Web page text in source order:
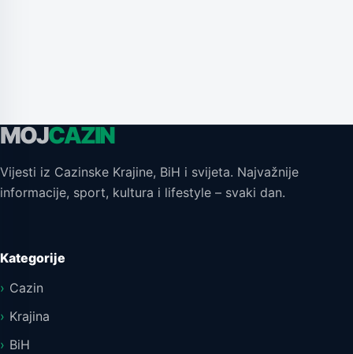
MOJCAZIN
Vijesti iz Cazinske Krajine, BiH i svijeta. Najvažnije
informacije, sport, kultura i lifestyle – svaki dan.
Kategorije
Cazin
Krajina
BiH